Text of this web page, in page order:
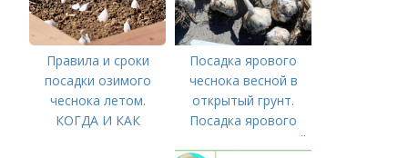
Правила и сроки
посадки озимого
чеснока летом.
КОГДА И КАК
Посадка ярового
чеснока весной в
открытый грунт.
Посадка ярового
чеснока в открытый